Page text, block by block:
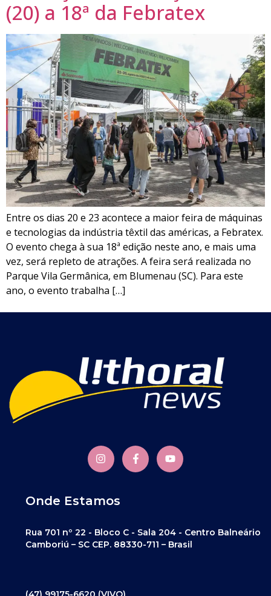
(20) a 18ª da Febratex
Entre os dias 20 e 23 acontece a maior feira de máquinas
e tecnologias da indústria têxtil das américas, a Febratex.
O evento chega à sua 18ª edição neste ano, e mais uma
vez, será repleto de atrações. A feira será realizada no
Parque Vila Germânica, em Blumenau (SC). Para este
ano, o evento trabalha […]
Onde Estamos
Rua 701 nº 22 - Bloco C - Sala 204 - Centro Balneário
Camboriú – SC CEP. 88330-711 – Brasil